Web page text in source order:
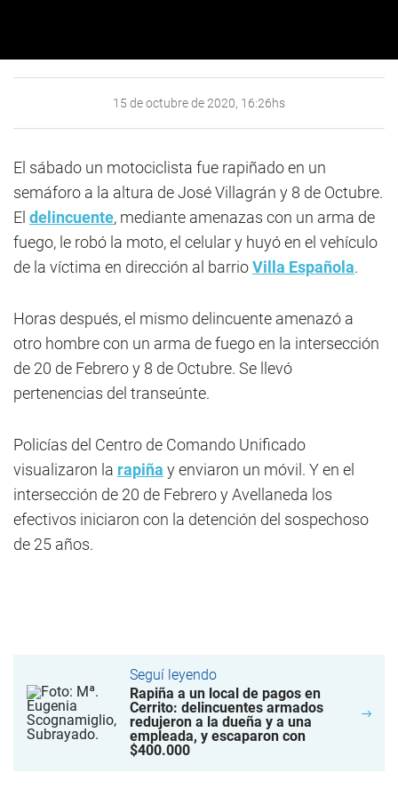
15 de octubre de 2020, 16:26hs
El sábado un motociclista fue rapiñado en un
semáforo a la altura de José Villagrán y 8 de Octubre.
El delincuente, mediante amenazas con un arma de
fuego, le robó la moto, el celular y huyó en el vehículo
de la víctima en dirección al barrioVilla Española.
Horas después, el mismo delincuente amenazó a
otro hombre con un arma de fuego en la intersección
de 20 de Febrero y 8 de Octubre. Se llevó
pertenencias del transeúnte.
Policías del Centro de Comando Unificado
visualizaron la rapiña y enviaron un móvil. Y en el
intersección de 20 de Febrero y Avellaneda los
efectivos iniciaron con la detención del sospechoso
de 25 años.
Seguí leyendo
Rapiña a un local de pagos en
Cerrito: delincuentes armados
redujeron a la dueña y a una
empleada, y escaparon con
$400.000